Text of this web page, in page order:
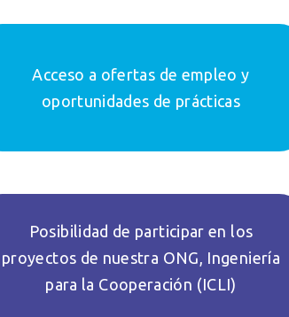
Acceso a ofertas de empleo y
oportunidades de prácticas
Posibilidad de participar en los
proyectos de nuestra ONG, Ingeniería
para la Cooperación (ICLI)